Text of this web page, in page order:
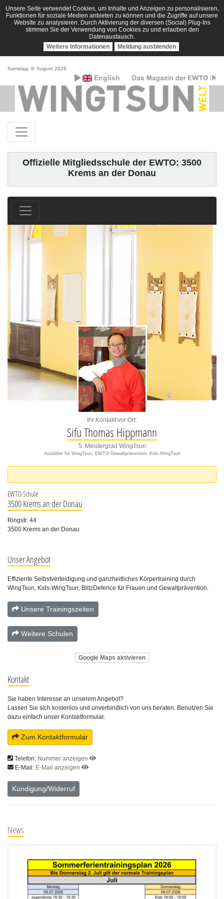
Unsere Seite verwendet Cookies, um Inhalte und Anzeigen zu personalisieren,
Funktionen für soziale Medien anbieten zu können und die Zugriffe auf unsere
Website zu analysieren. Durch Aktivierung der diversen (Social) Plug-Ins
stimmen Sie der Verwendung von Cookies zu und erlauben den
Datenaustausch.
Weitere Informationen
Meldung ausblenden
Samstag, 8. August 2026
English
Offizielle Mitgliedsschule der EWTO: 3500
Krems an der Donau
Ihr Kontakt vor Ort:
Sifu Thomas Hippmann
5. Meistergrad WingTsun
Ausbilder für WingTsun, EWTO-Gewaltprävention, Kids-WingTsun
EWTO-Schule
3500 Krems an der Donau
Ringstr. 44
3500 Krems an der Donau
Unser Angebot
Effiziente Selbstverteidigung und ganzheitliches Körpertraining durch
WingTsun, Kids-WingTsun, BlitzDefence für Frauen und Gewaltprävention.
Unsere Trainingszeiten
Weitere Schulen
Google Maps aktivieren
Kontakt
Sie haben Interesse an unserem Angebot?
Lassen Sie sich kostenlos und unverbindlich von uns beraten. Benutzen Sie
dazu einfach unser Kontaktformular.
Zum Kontaktformular
Telefon: Nummer anzeigen
E-Mail: E-Mail anzeigen
Kündigung/Widerruf
News